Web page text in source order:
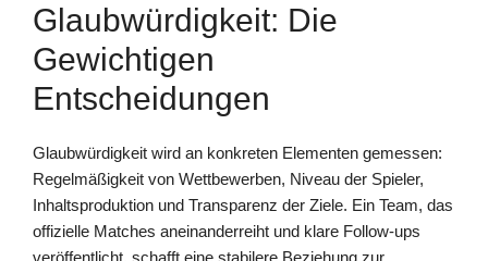
Glaubwürdigkeit: Die
Gewichtigen
Entscheidungen
Glaubwürdigkeit wird an konkreten Elementen gemessen:
Regelmäßigkeit von Wettbewerben, Niveau der Spieler,
Inhaltsproduktion und Transparenz der Ziele. Ein Team, das
offizielle Matches aneinanderreiht und klare Follow-ups
veröffentlicht, schafft eine stabilere Beziehung zur